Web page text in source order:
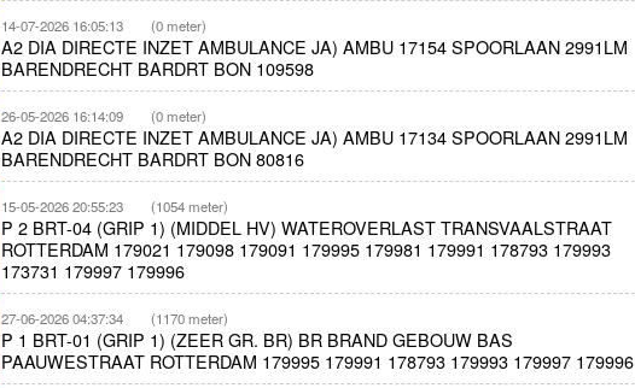
14-07-2026 16:05:13 (0 meter)
A2 DIA DIRECTE INZET AMBULANCE JA) AMBU 17154 SPOORLAAN 2991LM
BARENDRECHT BARDRT BON 109598
26-05-2026 16:14:09 (0 meter)
A2 DIA DIRECTE INZET AMBULANCE JA) AMBU 17134 SPOORLAAN 2991LM
BARENDRECHT BARDRT BON 80816
15-05-2026 20:55:23 (1054 meter)
P 2 BRT-04 (GRIP 1) (MIDDEL HV) WATEROVERLAST TRANSVAALSTRAAT
ROTTERDAM 179021 179098 179091 179995 179981 179991 178793 179993
173731 179997 179996
27-06-2026 04:37:34 (1170 meter)
P 1 BRT-01 (GRIP 1) (ZEER GR. BR) BR BRAND GEBOUW BAS
PAAUWESTRAAT ROTTERDAM 179995 179991 178793 179993 179997 179996